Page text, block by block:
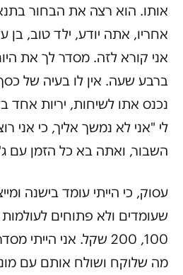
אותו. הוא רצה את הבחור
אחריו, אתה יודע, ילד טוב,
ברבע שעה. אין לו בעיה של
נכנס אתו לשיחות, יריות אחד
לי "אני לא נמשך אליך, כי
השבור, ואתה בא כל הזמן עם
עסוק, כי הייתי עומד בישנה
שעומדים ולא פתוחים
מה שלוקח ושולח אותם עם